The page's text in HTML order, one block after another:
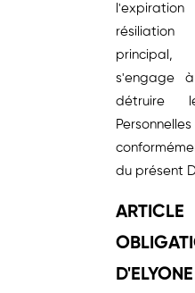
s'engage
détruire
Personnelles
du présent